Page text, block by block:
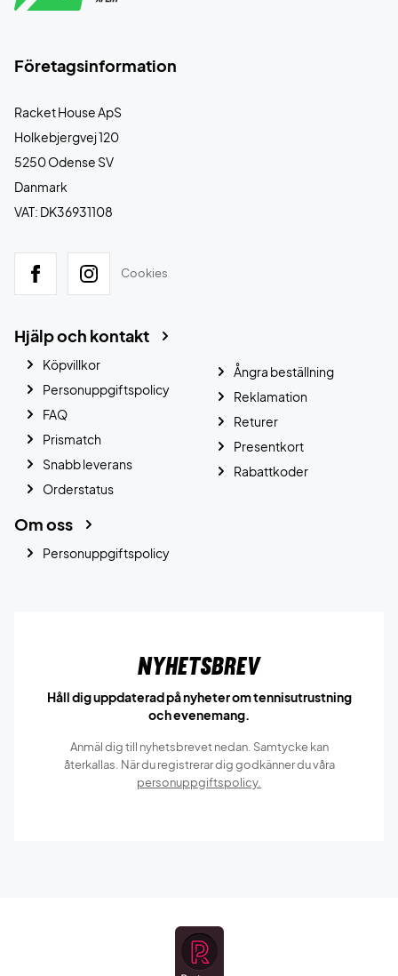
Företagsinformation
Racket House ApS
Holkebjergvej 120
5250 Odense SV
Danmark
VAT: DK36931108
Cookies
Hjälp och kontakt
Köpvillkor
Personuppgiftspolicy
FAQ
Prismatch
Snabb leverans
Orderstatus
Ångra beställning
Reklamation
Returer
Presentkort
Rabattkoder
Om oss
Personuppgiftspolicy
Nyhetsbrev
Håll dig uppdaterad på nyheter om tennisutrustning
och evenemang.
Anmäl dig till nyhetsbrevet nedan. Samtycke kan
återkallas. När du registrerar dig godkänner du våra
personuppgiftspolicy.